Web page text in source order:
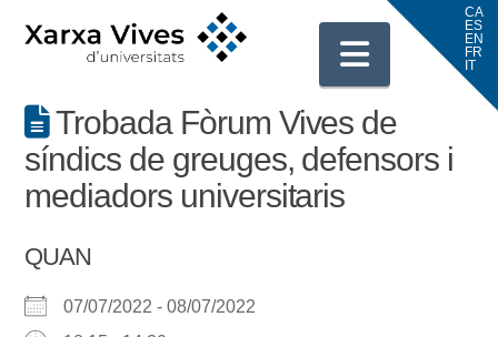
Trobada Fòrum Vives de
síndics de greuges, defensors i
mediadors universitaris
QUAN
07/07/2022 - 08/07/2022